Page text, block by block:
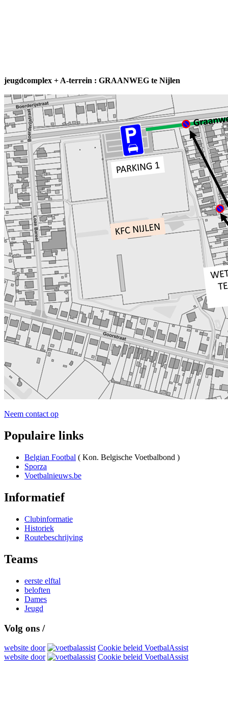
jeugdcomplex + A-terrein : GRAANWEG te Nijlen
Neem contact op
Populaire links
Belgian Footbal ( Kon. Belgische Voetbalbond )
Sporza
Voetbalnieuws.be
Informatief
Clubinformatie
Historiek
Routebeschrijving
Teams
eerste elftal
beloften
Dames
Jeugd
Volg ons /
website door
Cookie beleid VoetbalAssist
website door
Cookie beleid VoetbalAssist